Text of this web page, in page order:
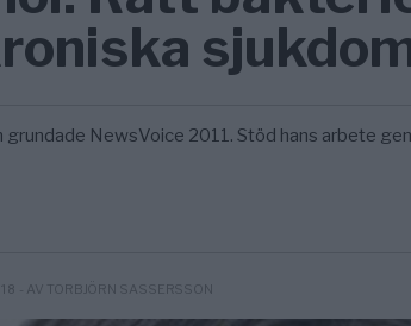
grundade NewsVoice 2011. Stöd hans arbete
- AV TORBJÖRN SASSERSSON